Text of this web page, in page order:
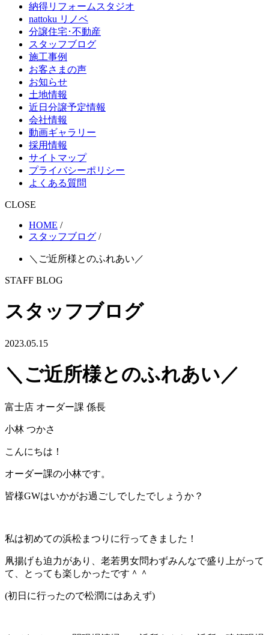
納得リフォームスタジオ
nattoku リノベ
分譲住宅･不動産
スタッフブログ
施工事例
お客さまの声
お知らせ
土地情報
近日分譲予定情報
会社情報
動画ギャラリー
採用情報
サイトマップ
プライバシーポリシー
よくある質問
CLOSE
HOME /
スタッフブログ /
＼ご近所様とのふれあい／
STAFF BLOG
スタッフブログ
2023.05.15
＼ご近所様とのふれあい／
富士店 オーダー課 係長
小林 つかさ
こんにちは！
オーダー課の小林です。
皆様GWはいかがお過ごしでしたでしょうか？
私は初めての浜松まつりに行ってきました！
凧揚げも迫力があり、老若男女問わずみんなで盛り上がって
て、とっても楽しかったです＾＾
(初日に行ったので松潤にはあえず)